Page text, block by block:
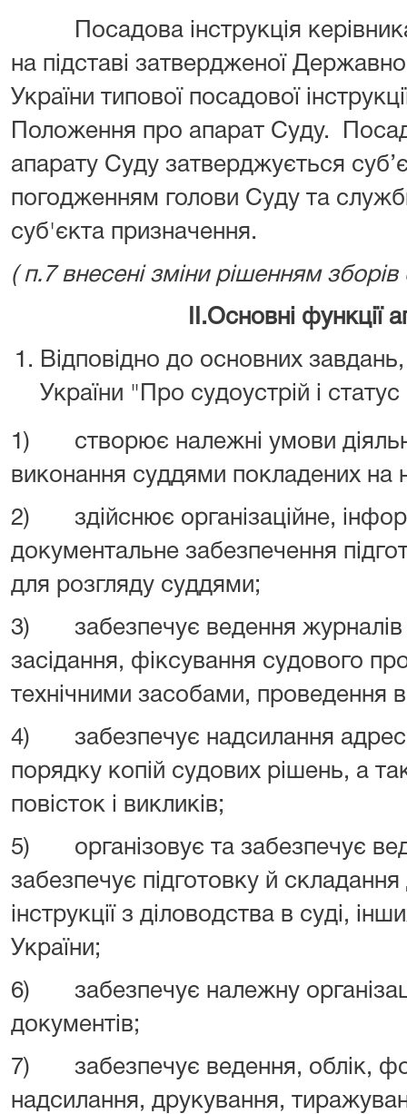
Посадова інструкція
на підставі затвердженої
України типової посадової
Положення про апарат Суду.
апарату Суду затверджується
погодженням голови Суду та
суб'єкта призначення.
( п.7 внесені зміни рішенням
II.Основні функції
Відповідно до основних
України "Про судоустрій і
1) створює належні умови
виконання суддями покладених на
2) здійснює організаційне,
документальне забезпечення
для розгляду суддями;
3) забезпечує ведення журналів
засідання, фіксування судового
технічними засобами, проведення
4) забезпечує надсилання
порядку копій судових рішень, а
повісток і викликів;
5) організовує та забезпечує
забезпечує підготовку й
інструкції з діловодства в суді,
України;
6) забезпечує належну
документів;
7) забезпечує ведення, облік,
надсилання, друкування,